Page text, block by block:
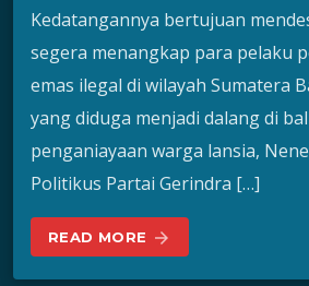
Kedatangannya bertujuan
segera menangkap para pelaku
emas ilegal di wilayah Sumatera
yang diduga menjadi dalang di
penganiayaan warga lansia,
Politikus Partai Gerindra […]
READ MORE arrow_forward